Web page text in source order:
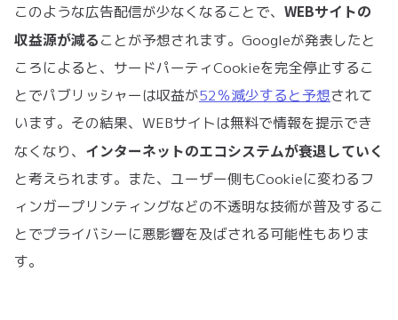
このような広告配信が少なくなることで、 WEBサイトの
収益源が減ることが予想されます。Googleが発表したと
ころによると、サードパーティCookieを完全停止するこ
とでパブリッシャーは収益が52％減少すると予想されて
います。その結果、WEBサイトは無料で情報を提示でき
なくなり、 インターネットのエコシステムが衰退していく
と考えられます。また、ユーザー側もCookieに変わるフ
ィンガープリンティングなどの不透明な技術が普及するこ
とでプライバシーに悪影響を及ばされる可能性もありま
す。